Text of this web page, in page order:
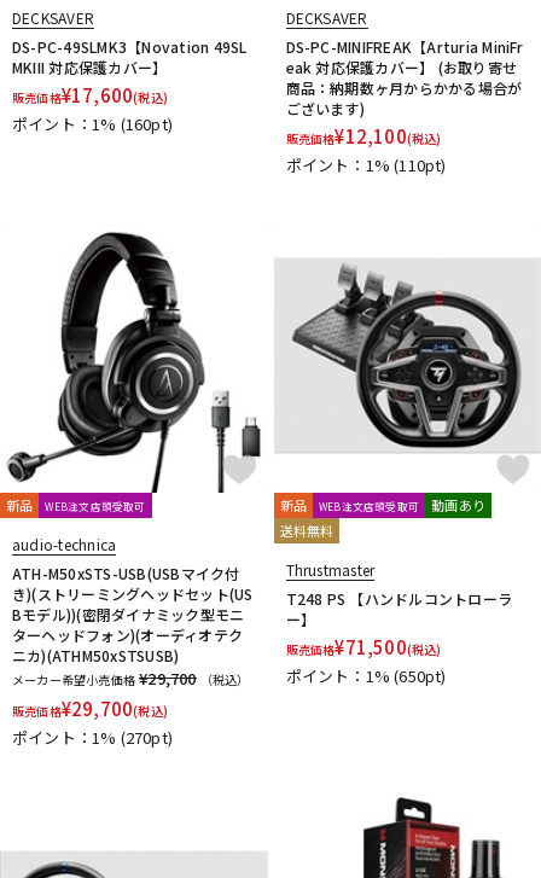
DECKSAVER
DS-PC-49SLMK3【Novation 49SL
MKIII 対応保護カバー】
販売価格¥17,600(税込)
ポイント：1% (160pt)
DECKSAVER
DS-PC-MINIFREAK【Arturia MiniFr
eak 対応保護カバー】 (お取り寄せ
商品：納期数ヶ月からかかる場合が
ございます)
販売価格¥12,100(税込)
ポイント：1%(110pt)
新品 WEB注文店頭受取可
audio-technica
ATH-M50xSTS-USB(USBマイク付
き)(ストリーミングヘッドセット(US
Bモデル))(密閉ダイナミック型モニ
ターヘッドフォン)(オーディオテク
ニカ)(ATHM50xSTSUSB)
メーカー希望小売価格 ¥29,700
（税込）
販売価格¥29,700(税込)
ポイント：1% (270pt)
新品 WEB注文店頭受取可
動画あり
送料無料
Thrustmaster
T248 PS 【ハンドルコントローラ
ー】
販売価格¥71,500(税込)
ポイント：1%(650pt)